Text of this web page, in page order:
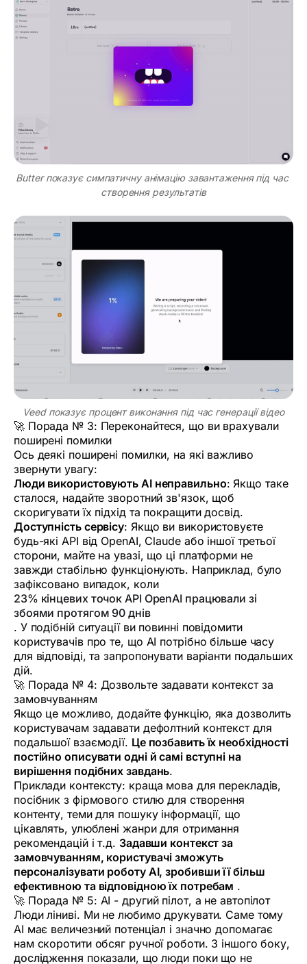
Butter показує симпатичну анімацію завантаження під час
створення результатів
Veed показує процент виконання під час генерації відео
🚀 Порада № 3: Переконайтеся, що ви врахували
поширені помилки
Ось деякі поширені помилки, на які важливо
звернути увагу:
Люди використовують AI неправильно: Якщо таке
сталося, надайте зворотний зв'язок, щоб
скоригувати їх підхід та покращити досвід.
Доступність сервісу: Якщо ви використовуєте
будь-які API від OpenAI, Claude або іншої третьої
сторони, майте на увазі, що ці платформи не
завжди стабільно функціонують. Наприклад, було
зафіксовано випадок, коли
23% кінцевих точок API OpenAI працювали зі
збоями протягом 90 днів
. У подібній ситуації ви повинні повідомити
користувачів про те, що AI потрібно більше часу
для відповіді, та запропонувати варіанти подальших
дій.
🚀 Порада № 4: Дозвольте задавати контекст за
замовчуванням
Якщо це можливо, додайте функцію, яка дозволить
користувачам задавати дефолтний контекст для
подальшої взаємодії. Це позбавить їх необхідності
постійно описувати одні й самі вступні на
вирішення подібних завдань.
Приклади контексту: краща мова для перекладів,
посібник з фірмового стилю для створення
контенту, теми для пошуку інформації, що
цікавлять, улюблені жанри для отримання
рекомендацій і т.д. Задавши контекст за
замовчуванням, користувачі зможуть
персоналізувати роботу AI, зробивши її більш
ефективною та відповідною їх потребам .
🚀 Порада № 5: AI - другий пілот, а не автопілот
Люди ліниві. Ми не любимо друкувати. Саме тому
AI має величезний потенціал і значно допомагає
нам скоротити обсяг ручної роботи. З іншого боку,
дослідження показали, що люди поки що не